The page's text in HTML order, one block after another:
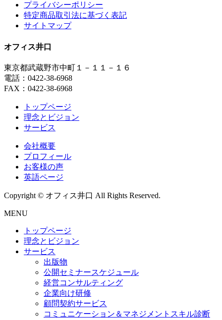
プライバシーポリシー
特定商品取引法に基づく表記
サイトマップ
オフィス井口
東京都武蔵野市中町１－１１－１６
電話：0422-38-6968
FAX：0422-38-6968
トップページ
理念とビジョン
サービス
会社概要
プロフィール
お客様の声
英語ページ
Copyright © オフィス井口 All Rights Reserved.
MENU
トップページ
理念とビジョン
サービス
出版物
公開セミナースケジュール
経営コンサルティング
企業向け研修
顧問契約サービス
コミュニケーション＆マネジメントスキル診断